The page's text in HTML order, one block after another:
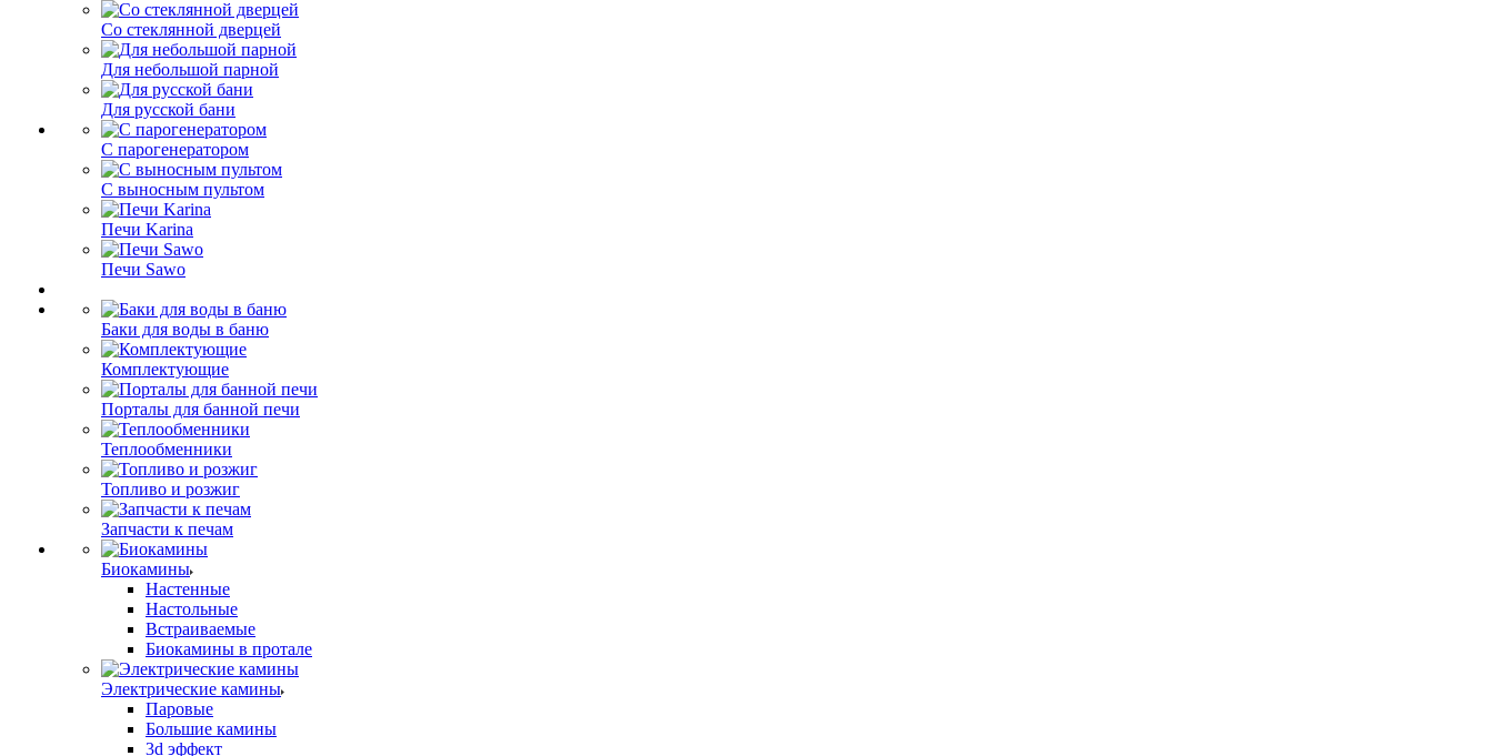
Со стеклянной дверцей
Для небольшой парной
Для русской бани
С парогенератором
С выносным пультом
Печи Karina
Печи Sawo
Баки для воды в баню
Комплектующие
Порталы для банной печи
Теплообменники
Топливо и розжиг
Запчасти к печам
Биокамины
Настенные
Настольные
Встраиваемые
Биокамины в протале
Электрические камины
Паровые
Большие камины
3d эффект